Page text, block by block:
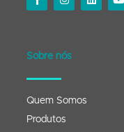
Sobre nós
Quem Somos
Produtos